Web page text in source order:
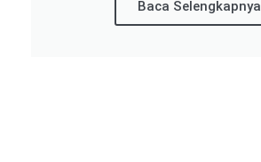
Baca Selengkapnya